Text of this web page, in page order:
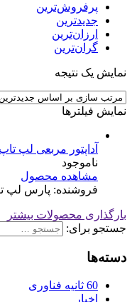
پرفروش‌ترین
جدیدترین
ارزان‌ترین
گران‌ترین
نمایش یک نتیجه
نمایش فیلترها
آداپتور مربعی لپ تاپ ASUS 19V 3.42A سرسوزنی
ناموجود
مشاهده محصول
فروشنده: پارس لپ
بارگذاری محصولات بیشتر
جستجو برای:
دسته‌ها
60 ثانیه فناوری
اخبار